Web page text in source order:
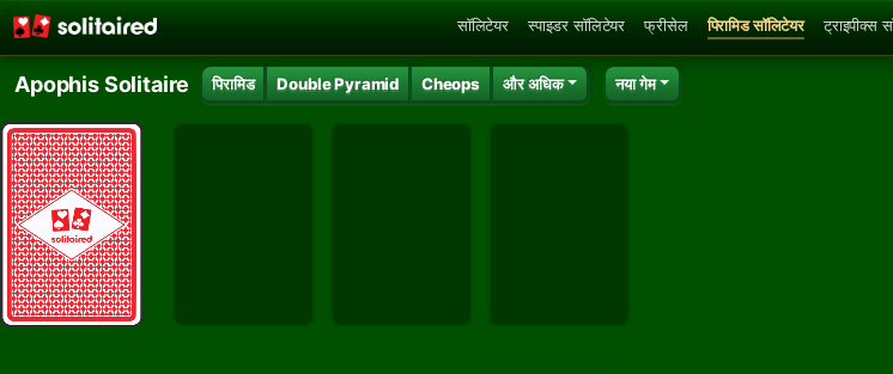
सॉलिटेयर स्पाइडर सॉलिटेयर फ्रीसेल पिरामिड सॉलिटेयर ट्राइपीक्स
Apophis Solitaire पिरामिड Double Pyramid Cheops और अधिक नया गेम